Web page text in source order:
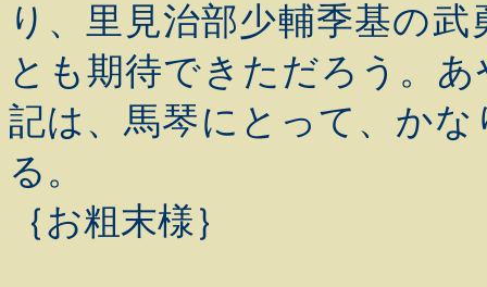
り、里見治部少輔季基の
とも期待できただろう。
記は、馬琴にとって、か
る。
｛お粗末様｝